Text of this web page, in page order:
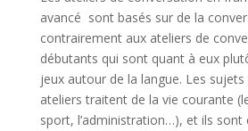
avancé sont basés sur de la
contrairement aux ateliers de
débutants qui sont quant à eux
jeux autour de la langue. Les
ateliers traitent de la vie courante
sport, l’administration…), et ils sont